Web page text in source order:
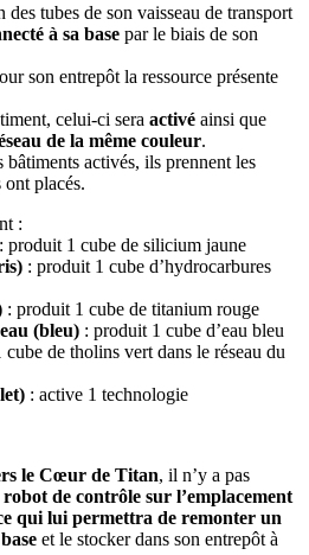
des tubes de son vaisseau de transport
à sa base par le biais de son
son entrepôt la ressource présente
celui-ci sera activé ainsi que
de la même couleur.
bâtiments activés, ils prennent les
ont placés.
:
: produit 1 cube de silicium jaune
: produit 1 cube d’hydrocarbures
: produit 1 cube de titanium rouge
(bleu) : produit 1 cube d’eau bleu
cube de tholins vert dans le réseau du
: active 1 technologie
le Cœur de Titan, il n’y a pas
de contrôle sur l’emplacement
qui lui permettra de remonter un
et le stocker dans son entrepôt à